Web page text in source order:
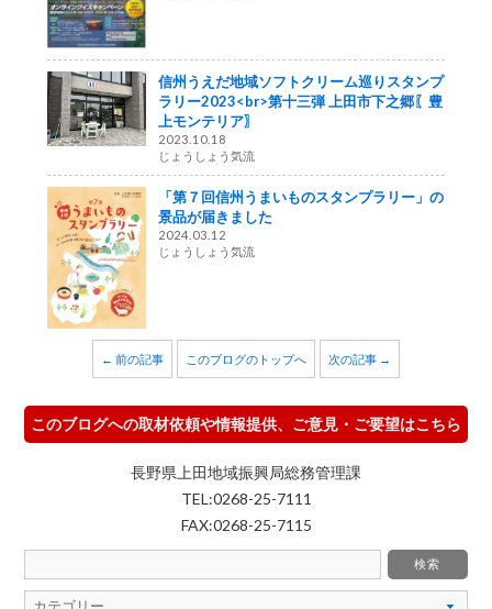
信州うえだ地域ソフトクリーム巡りスタンプ
ラリー2023<br>第十三弾 上田市下之郷〖豊
上モンテリア〗
2023.10.18
じょうしょう気流
「第７回信州うまいものスタンプラリー」の
景品が届きました
2024.03.12
じょうしょう気流
← 前の記事 このブログのトップへ 次の記事 →
このブログへの取材依頼や情報提供、ご意見・ご要望はこちら
長野県上田地域振興局総務管理課
TEL:0268-25-7111
FAX:0268-25-7115